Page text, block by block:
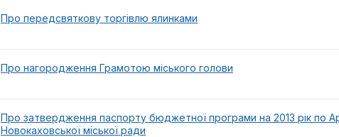
Про передсвяткову торгівлю ялинками
Про нагородження Грамотою міського голови
Про затвердження паспорту бюджетної програми на 2013 рік по
Новокаховської міської ради